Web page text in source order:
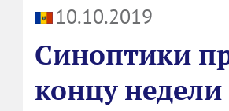
10.10.2019
Синоптики
концу недели